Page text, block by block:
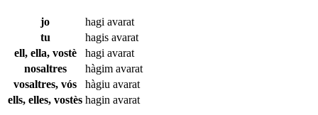
jo hagi avarat
tu
hagis avarat
ell, ella, vostè
hagi avarat
nosaltres
hàgim avarat
vosaltres, vós
hàgiu avarat
ells, elles, vostès hagin avarat